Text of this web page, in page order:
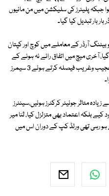
پلیئرز کی سلیکشن میں من مانیوں
بار تبدیل کیا گیا۔
آرڈر کے معاملے میں کوچ اور کپتان
آخری میچ میں اتفاق رائے نہ ہونے کے
باوجود اسپنر نشرح سندھو کو ڈراپ کرنے کا عجیب وغریب فیصلہ کرتے ہوئے 3 سیمرز
متاثر جونیئر کرکٹرز ہوئیں،سینئرز
بلکہ اعتماد بھی متزلزل کیا، ثنا میر
ہو رہی تھی ورلڈ کپ کے دوران اس میں